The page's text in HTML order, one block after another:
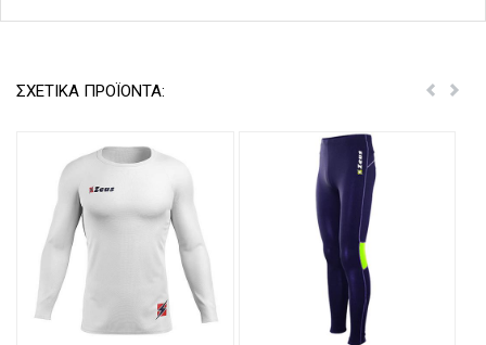
ΣΧΕΤΙΚΑ ΠΡΟΪΟΝΤΑ: Next
PANT. FISIKO
42,16 € 24,03
MAGLIA FISIKO M/L
31,62